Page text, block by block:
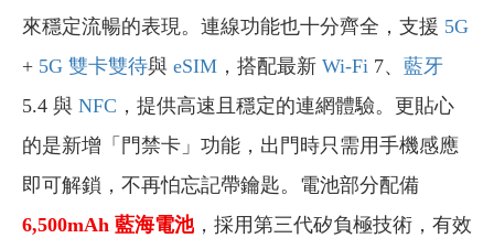
來穩定流暢的表現。連線功能也十分齊全，支援 5G
+ 5G 雙卡雙待與 eSIM ，搭配最新 Wi-Fi 7、 藍牙
5.4 與 NFC ，提供高速且穩定的連網體驗。更貼心
的是新增「門禁卡」功能，出門時只需用手機感應
即可解鎖，不再怕忘記帶鑰匙。電池部分配備
6,500mAh 藍海電池 ，採用第三代矽負極技術，有效